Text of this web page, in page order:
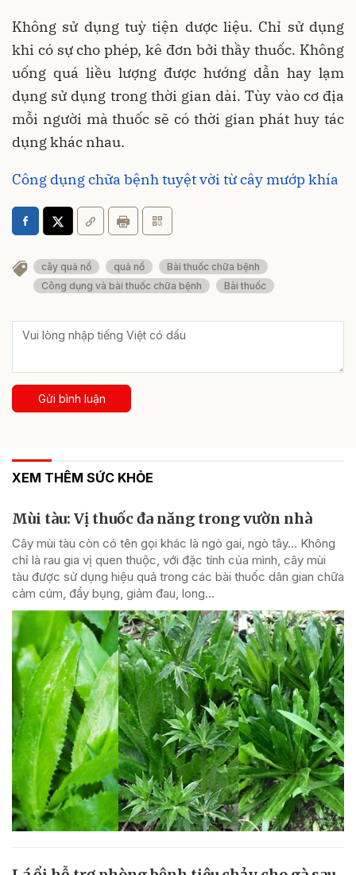
Không sử dụng tuỳ tiện dược liệu. Chỉ sử dụng
khi có sự cho phép, kê đơn bởi thầy thuốc. Không
uống quá liều lượng được hướng dẫn hay lạm
dụng sử dụng trong thời gian dài. Tùy vào cơ địa
mỗi người mà thuốc sẽ có thời gian phát huy tác
dụng khác nhau.
Công dụng chữa bệnh tuyệt vời từ cây mướp khía
cây quả nổ quả nổ
Bài thuốc chữa bệnh
Công dụng và bài thuốc chữa bệnh
Bài thuốc
Gửi bình luận
XEM THÊM SỨC KHỎE
Mùi tàu: Vị thuốc đa năng trong vườn nhà
Cây mùi tàu còn có tên gọi khác là ngò gai, ngò tây… Không
chỉ là rau gia vị quen thuộc, với đặc tính của mình, cây mùi
tàu được sử dụng hiệu quả trong các bài thuốc dân gian chữa
cảm cúm, đầy bụng, giảm đau, long...